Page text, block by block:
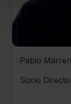
Puedes
denegar todas
navegador. Si
que sean
Pablo
Socio